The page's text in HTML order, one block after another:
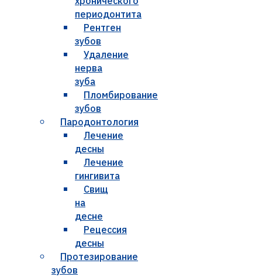
периодонтита
Рентген
зубов
Удаление
нерва
зуба
Пломбирование
зубов
Пародонтология
Лечение
десны
Лечение
гингивита
Свищ
на
десне
Рецессия
десны
Протезирование
зубов